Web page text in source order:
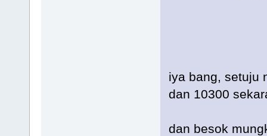
iya bang,
dan 10300
dan besok